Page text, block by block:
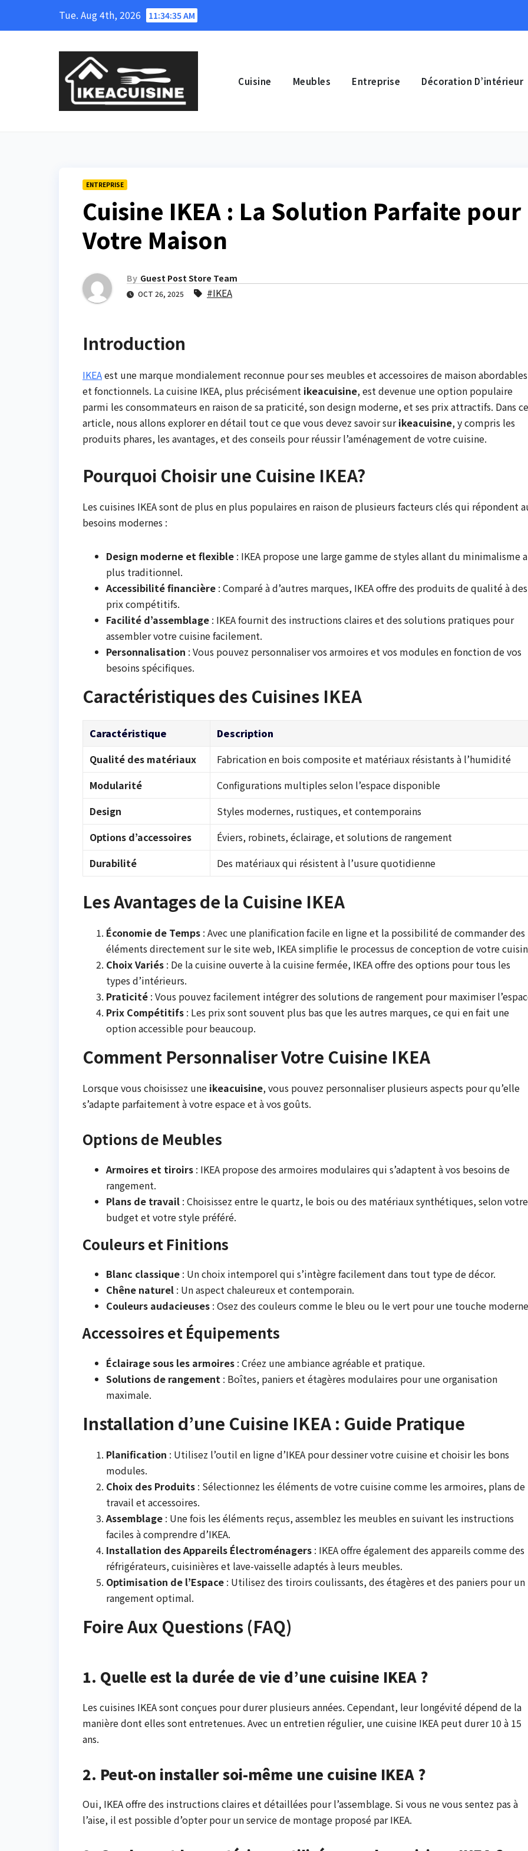
Tue. Aug 4th, 2026 11:34:36 AM
Cuisine Meubles Entreprise Décoration D’intérieur
ENTREPRISE
Cuisine IKEA : La Solution Parfaite pour
Votre Maison
By Guest Post Store Team
OCT 26, 2025 #IKEA
Introduction
IKEAest une marque mondialement reconnue pour ses meubles et accessoires de maison abordables
et fonctionnels. La cuisine IKEA, plus précisément ikeacuisine, est devenue une option populaire
parmi les consommateurs en raison de sa praticité, son design moderne, et ses prix attractifs. Dans
article, nous allons explorer en détail tout ce que vous devez savoir surikeacuisine, y compris les
produits phares, les avantages, et des conseils pour réussir l’aménagement de votre cuisine.
Pourquoi Choisir une Cuisine IKEA?
Les cuisines IKEA sont de plus en plus populaires en raison de plusieurs facteurs clés qui répondent
besoins modernes :
Design moderne et flexible : IKEA propose une large gamme de styles allant du minimalisme
plus traditionnel.
Accessibilité financière : Comparé à d’autres marques, IKEA offre des produits de qualité à des
prix compétitifs.
Facilité d’assemblage : IKEA fournit des instructions claires et des solutions pratiques pour
assembler votre cuisine facilement.
Personnalisation : Vous pouvez personnaliser vos armoires et vos modules en fonction de vos
besoins spécifiques.
Caractéristiques des Cuisines IKEA
Caractéristique
Description
Qualité des matériaux
Fabrication en bois composite et matériaux résistants à l’humidité
Modularité
Configurations multiples selon l’espace disponible
Design
Styles modernes, rustiques, et contemporains
Options d’accessoires
Éviers, robinets, éclairage, et solutions de rangement
Durabilité
Des matériaux qui résistent à l’usure quotidienne
Les Avantages de la Cuisine IKEA
Économie de Temps : Avec une planification facile en ligne et la possibilité de commander des
éléments directement sur le site web, IKEA simplifie le processus de conception de votre
Choix Variés : De la cuisine ouverte à la cuisine fermée, IKEA offre des options pour tous les
types d’intérieurs.
Praticité : Vous pouvez facilement intégrer des solutions de rangement pour maximiser
Prix Compétitifs : Les prix sont souvent plus bas que les autres marques, ce qui en fait une
option accessible pour beaucoup.
Comment Personnaliser Votre Cuisine IKEA
Lorsque vous choisissez une ikeacuisine, vous pouvez personnaliser plusieurs aspects pour qu’elle
s’adapte parfaitement à votre espace et à vos goûts.
Options de Meubles
Armoires et tiroirs : IKEA propose des armoires modulaires qui s’adaptent à vos besoins de
rangement.
Plans de travail : Choisissez entre le quartz, le bois ou des matériaux synthétiques, selon votre
budget et votre style préféré.
Couleurs et Finitions
Blanc classique : Un choix intemporel qui s’intègre facilement dans tout type de décor.
Chêne naturel : Un aspect chaleureux et contemporain.
Couleurs audacieuses : Osez des couleurs comme le bleu ou le vert pour une touche
Accessoires et Équipements
Éclairage sous les armoires : Créez une ambiance agréable et pratique.
Solutions de rangement : Boîtes, paniers et étagères modulaires pour une organisation
maximale.
Installation d’une Cuisine IKEA : Guide Pratique
Planification : Utilisez l’outil en ligne d’IKEA pour dessiner votre cuisine et choisir les bons
modules.
Choix des Produits : Sélectionnez les éléments de votre cuisine comme les armoires, plans de
travail et accessoires.
Assemblage : Une fois les éléments reçus, assemblez les meubles en suivant les instructions
faciles à comprendre d’IKEA.
Installation des Appareils Électroménagers : IKEA offre également des appareils comme des
réfrigérateurs, cuisinières et lave-vaisselle adaptés à leurs meubles.
Optimisation de l’Espace : Utilisez des tiroirs coulissants, des étagères et des paniers pour un
rangement optimal.
Foire Aux Questions (FAQ)
1. Quelle est la durée de vie d’une cuisine IKEA ?
Les cuisines IKEA sont conçues pour durer plusieurs années. Cependant, leur longévité dépend de la
manière dont elles sont entretenues. Avec un entretien régulier, une cuisine IKEA peut durer 10 à 15
ans.
2. Peut-on installer soi-même une cuisine IKEA ?
Oui, IKEA offre des instructions claires et détaillées pour l’assemblage. Si vous ne vous sentez pas à
l’aise, il est possible d’opter pour un service de montage proposé par IKEA.